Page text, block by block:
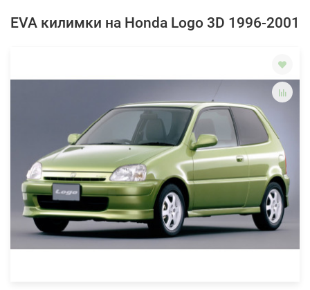
EVA килимки на Honda Logo 3D 1996-2001